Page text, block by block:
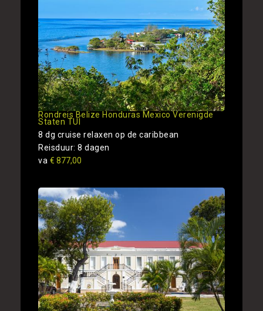
Rondreis Belize Honduras Mexico Verenigde
Staten TUI
8 dg cruise relaxen op de caribbean
Reisduur: 8 dagen
va € 877,00